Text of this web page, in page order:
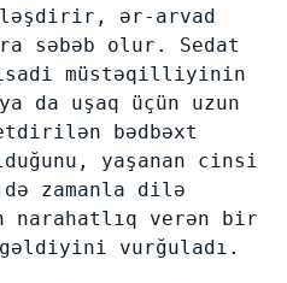
ər-arvad
səbəb olur. Sedat
müstəqilliyinin
da uşaq üçün uzun
etdirilən bədbəxt
yaşanan cinsi
zamanla dilə
verən bir
vurğuladı.